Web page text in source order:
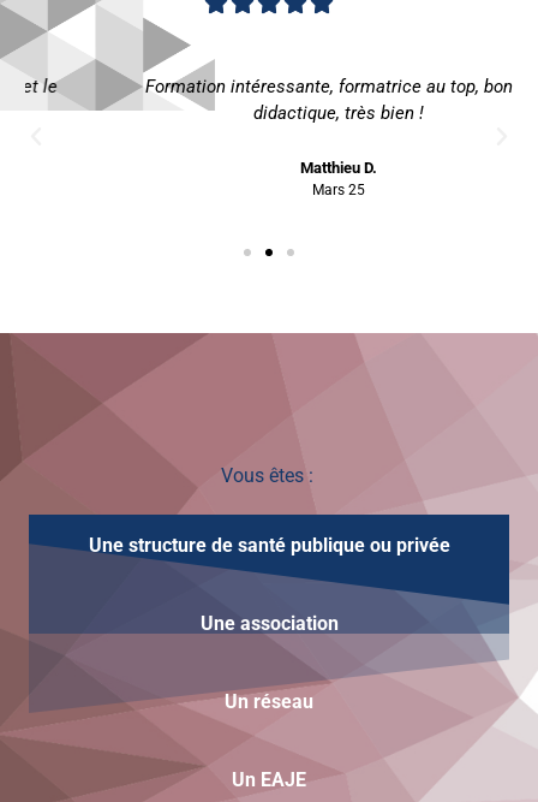
sur
Formation intéressante, formatrice au top, bonne
didactique, très bien !
Matthieu D.
Vous êtes :
Une structure de santé publique ou privée
Une association
Un réseau
Un EAJE